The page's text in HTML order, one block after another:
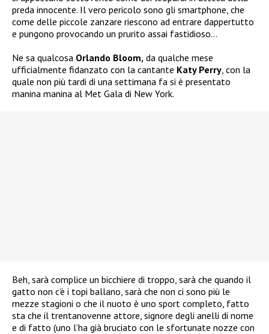
preda innocente. Il vero pericolo sono gli smartphone, che
come delle piccole zanzare riescono ad entrare dappertutto
e pungono provocando un prurito assai fastidioso…
Ne sa qualcosa Orlando Bloom, da qualche mese
ufficialmente fidanzato con la cantante Katy Perry , con la
quale non più tardi di una settimana fa si è presentato
manina manina al Met Gala di New York.
Beh, sarà complice un bicchiere di troppo, sarà che quando il
gatto non c’è i topi ballano, sarà che non ci sono più le
mezze stagioni o che il nuoto è uno sport completo, fatto
sta che il trentanovenne attore, signore degli anelli di nome
e di fatto (uno l’ha già bruciato con le sfortunate nozze con